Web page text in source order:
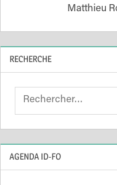
Matthieu
RECHERCHE
Search
AGENDA ID-FO